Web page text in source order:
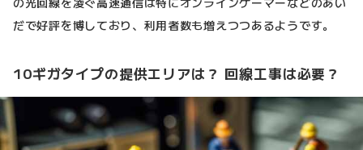
だで好評を博しており、利用者数も増えつつあるようです。
10ギガタイプの提供エリアは？ 回線工事は必要？